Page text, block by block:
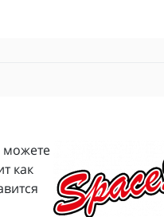
можете
как